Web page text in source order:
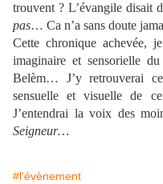
trouvent ? L’évangile disait
pas… Ca n’a sans doute
Cette chronique achevée,
imaginaire et sensorielle
Belèm… J’y retrouverai
sensuelle et visuelle de
J’entendrai la voix des
Seigneur…
#l'évènement